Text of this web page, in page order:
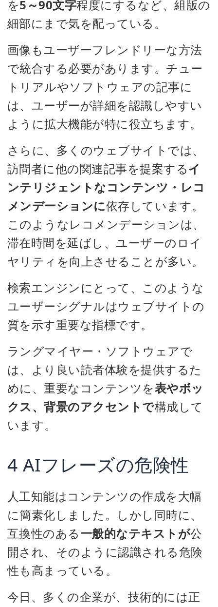
を5～90文字程度にするなど、組版の
細部にまで気を配っている。
画像もユーザーフレンドリーな方法
で統合する必要があります。チュー
トリアルやソフトウェアの記事に
は、ユーザーが詳細を認識しやすい
ように拡大機能が特に役立ちます。
さらに、多くのウェブサイトでは、
訪問者に他の関連記事を提案するイ
ンテリジェントなコンテンツ・レコ
メンデーションに依存しています。
このようなレコメンデーションは、
滞在時間を延ばし、ユーザーのロイ
ヤリティを向上させることが多い。
検索エンジンにとって、このような
ユーザーシグナルはウェブサイトの
質を示す重要な指標です。
ラングマイヤー・ソフトウェアで
は、より良い読者体験を提供するた
めに、重要なコンテンツを表やボッ
クス、背景のアクセントで構成して
います。
4 AIフレーズの危険性
人工知能はコンテンツの作成を大幅
に簡素化しました。しかし同時に、
互換性のある一般的なテキストが公
開され、そのように認識される危険
性も高まっている。
今日、多くの企業が、技術的には正